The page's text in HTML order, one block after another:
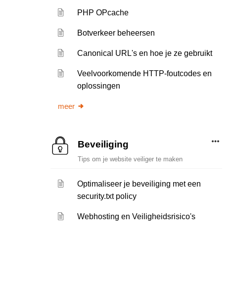
PHP OPcache
Botverkeer beheersen
Canonical URL's en hoe je ze gebruikt
Veelvoorkomende HTTP-foutcodes en
oplossingen
meer
Beveiliging
Tips om je website veiliger te maken
Optimaliseer je beveiliging met een
security.txt policy
Webhosting en Veiligheidsrisico's